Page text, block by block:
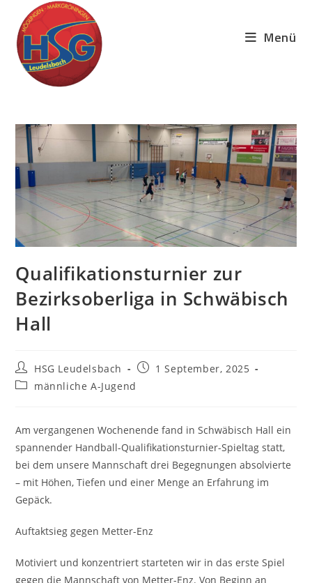
Inhalt
springen
Menü
Qualifikationsturnier zur
Bezirksoberliga in Schwäbisch
Hall
Beitrags-
Autor:
HSG Leudelsbach
Beitrag1 September, 2025
Beitrags-
männliche A-Jugend
Am vergangenen Wochenende fand in Schwäbisch Hall ein
spannender Handball-Qualifikationsturnier-Spieltag statt,
bei dem unsere Mannschaft drei Begegnungen absolvierte
– mit Höhen, Tiefen und einer Menge an Erfahrung im
Gepäck.
Auftaktsieg gegen Metter-Enz
Motiviert und konzentriert starteten wir in das erste Spiel
gegen die Mannschaft von Metter-Enz. Von Beginn an